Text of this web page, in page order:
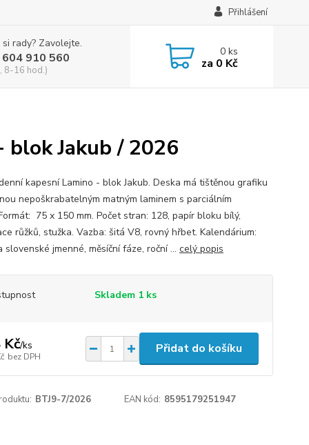
Přihlášení
rady? Zavolejte.
910 560
8-16 hod.)
0ks
za 0 Kč
Jakub / 2026
kapesní Lamino - blok Jakub. Deska má tištěnou grafiku
nepoškrabatelným matným laminem s parciálním
75 x 150 mm. Počet stran: 128, papír bloku bílý,
růžků, stužka. Vazba: šitá V8, rovný hřbet. Kalendárium:
slovenské jmenné, měsíční fáze, roční ... celý popis
Skladem 1 ks
Kč/ks
bez DPH
Přidat do košíku
BTJ9-7/2026 EAN kód: 8595179251947